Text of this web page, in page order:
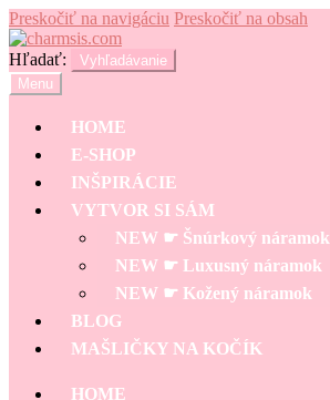
Preskočiť na navigáciu Preskočiť na obsah
Hľadať:
Vyhľadávanie
Menu
HOME
E-SHOP
INŠPIRÁCIE
VYTVOR SI SÁM
NEW ☛ Šnúrkový náramok
NEW ☛ Luxusný náramok
NEW ☛ Kožený náramok
BLOG
MAŠLIČKY NA KOČÍK
HOME